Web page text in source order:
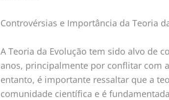
Controvérsias e Importância da Teoria
A Teoria da Evolução tem sido alvo de
anos, principalmente por conflitar com
entanto, é importante ressaltar que a
comunidade científica e é